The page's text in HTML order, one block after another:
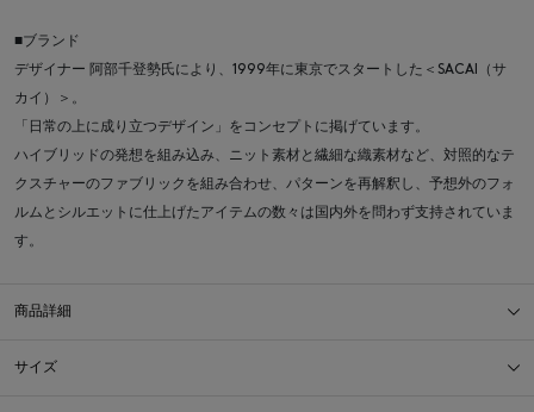
■ブランド
デザイナー 阿部千登勢氏により、1999年に東京でスタートした＜SACAI（サ
カイ）＞。
「日常の上に成り立つデザイン」をコンセプトに掲げています。
ハイブリッドの発想を組み込み、ニット素材と繊細な織素材など、対照的なテ
クスチャーのファブリックを組み合わせ、パターンを再解釈し、予想外のフォ
ルムとシルエットに仕上げたアイテムの数々は国内外を問わず支持されていま
す。
商品詳細
サイズ